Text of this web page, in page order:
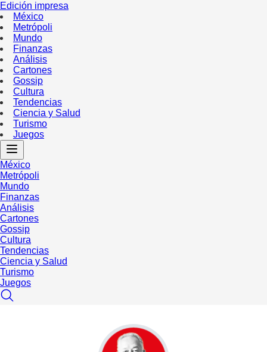
Edición impresa
México
Metrópoli
Mundo
Finanzas
Análisis
Cartones
Gossip
Cultura
Tendencias
Ciencia y Salud
Turismo
Juegos
México
Metrópoli
Mundo
Finanzas
Análisis
Cartones
Gossip
Cultura
Tendencias
Ciencia y Salud
Turismo
Juegos